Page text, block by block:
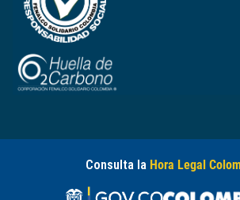
Consulta la Hora Legal